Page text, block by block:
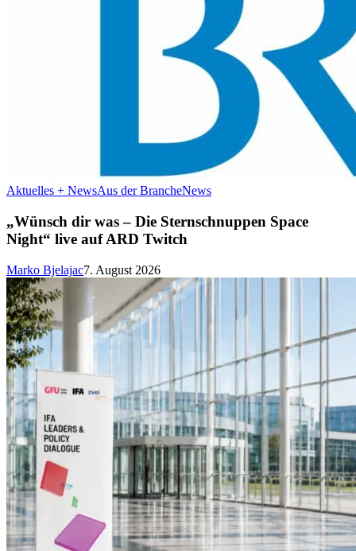
Aktuelles + NewsAus der BrancheNews
„Wünsch dir was – Die Sternschnuppen Space
Night“ live auf ARD Twitch
Marko Bjelajac7. August 2026